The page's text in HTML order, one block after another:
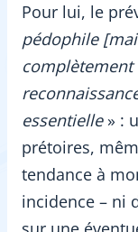
Pour lui, le
pédophile
essentielle» :
prétoires,
tendance à
incidence – ni